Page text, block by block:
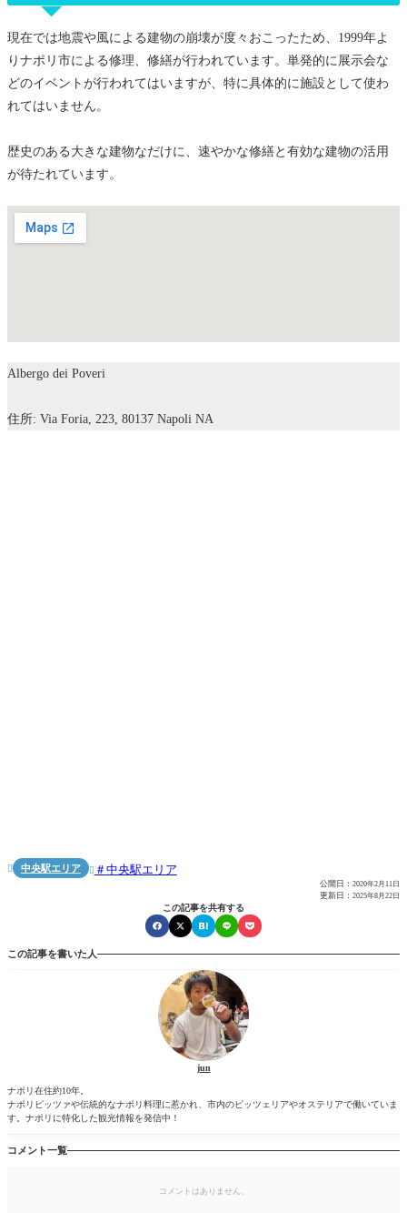
現在では地震や風による建物の崩壊が度々おこったため、1999年よ
りナポリ市による修理、修繕が行われています。単発的に展示会な
どのイベントが行われてはいますが、特に具体的に施設として使わ
れてはいません。
歴史のある大きな建物なだけに、速やかな修繕と有効な建物の活用
が待たれています。
Albergo dei Poveri
住所: Via Foria, 223, 80137 Napoli NA
 中央駅エリア  中央駅エリア
公開日： 2020年2月11日
更新日： 2025年8月22日
この記事を共有する
この記事を書いた人
jun
ナポリ在住約10年。
ナポリピッツァや伝統的なナポリ料理に惹かれ、市内のピッツェリアやオステリアで働いていま
す。ナポリに特化した観光情報を発信中！
コメント一覧
コメントはありません。